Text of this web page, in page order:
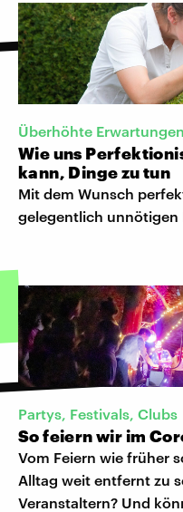
Überhöhte Erwartungen
Wie uns
kann, Dinge zu tun
Mit dem Wunsch
gelegentlich unnötigen
Partys, Festivals, Clubs
So feiern wir im
Vom Feiern wie früher
Alltag weit entfernt zu
Veranstaltern? Und